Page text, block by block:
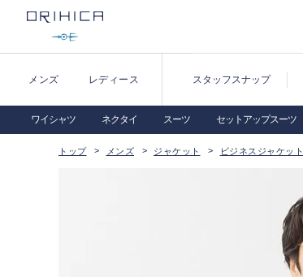
メンズ レディース スタッフスナップ
ワイシャツ ネクタイ スーツ セットアップスーツ
トップ メンズ ジャケット ビジネスジャケット